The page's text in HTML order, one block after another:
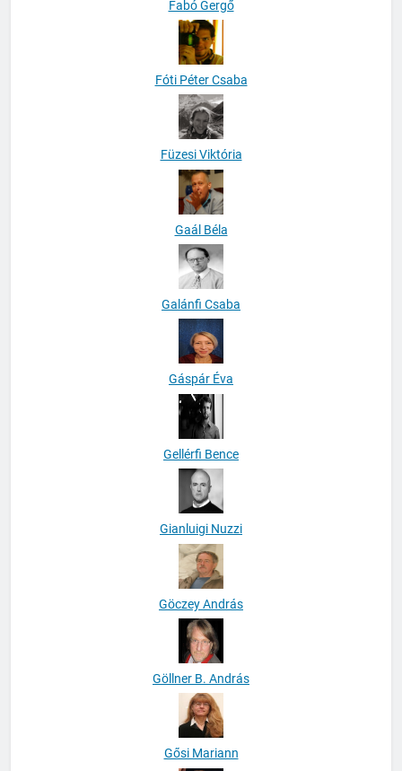
Fabó Gergő
Fóti Péter Csaba
Füzesi Viktória
Gaál Béla
Galánfi Csaba
Gáspár Éva
Gellérfi Bence
Gianluigi Nuzzi
Göczey András
Göllner B. András
Gősi Mariann